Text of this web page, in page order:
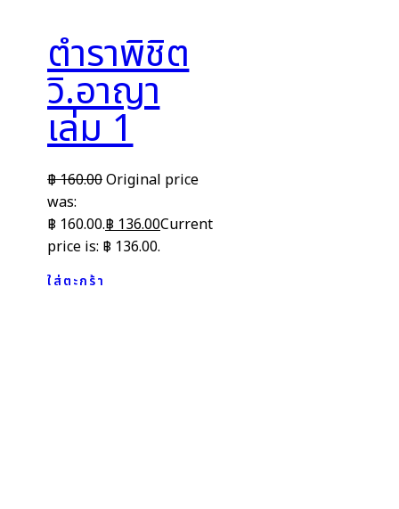
ตำราพิชิต
วิ.อาญา
เล่ม 1
฿160.00Original price
was:
฿ 160.00.฿136.00Current
price is: ฿ 136.00.
ใส่ตะกร้า